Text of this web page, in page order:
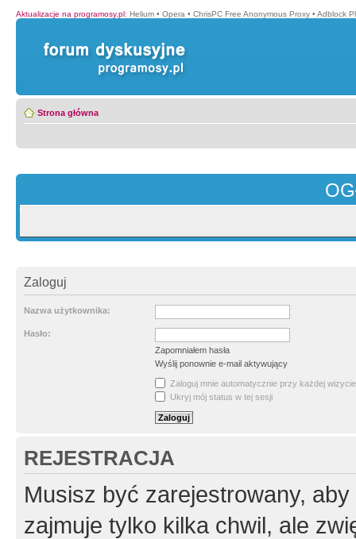
Aktualizacje na programosy.pl: Helium • Opera • ChrisPC Free Anonymous Proxy • Adblock
Strona główna
Zaloguj
Nazwa użytkownika:
Hasło:
Zapomniałem hasła
Wyślij ponownie e-mail aktywujący
Zaloguj mnie automatycznie przy każdej wizycie
Ukryj mój status w tej sesji
REJESTRACJA
Musisz być zarejestrowany,
zajmuje tylko kilka chwil, ale